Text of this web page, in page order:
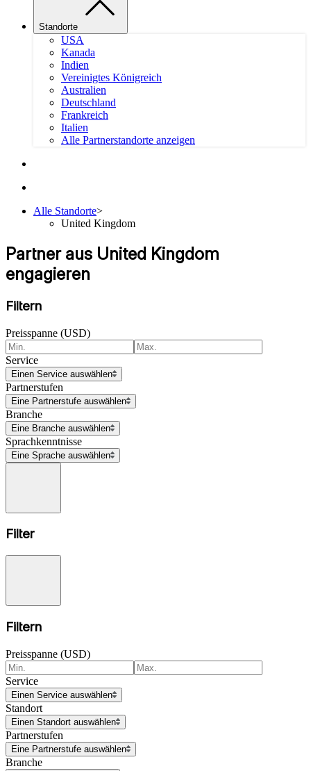
Standorte
USA
Kanada
Indien
Vereinigtes Königreich
Australien
Deutschland
Frankreich
Italien
Alle Partnerstandorte anzeigen
Alle Standorte>
United Kingdom
Partner aus United Kingdom
engagieren
Filtern
Preisspanne (USD)
Service
Einen Service auswählen
Partnerstufen
Eine Partnerstufe auswählen
Branche
Eine Branche auswählen
Sprachkenntnisse
Eine Sprache auswählen
Filter
Filtern
Preisspanne (USD)
Service
Einen Service auswählen
Standort
Einen Standort auswählen
Partnerstufen
Eine Partnerstufe auswählen
Branche